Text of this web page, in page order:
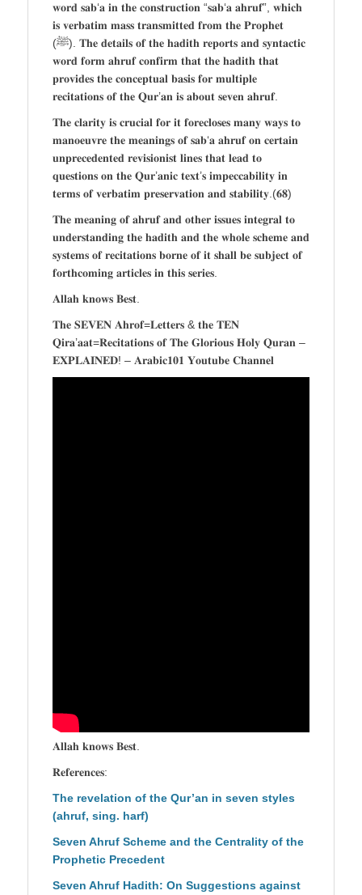
𝐰𝐨𝐫𝐝 𝐬𝐚𝐛‘𝐚 𝐢𝐧 𝐭𝐡𝐞 𝐜𝐨𝐧𝐬𝐭𝐫𝐮𝐜𝐭𝐢𝐨𝐧 “𝐬𝐚𝐛‘𝐚 𝐚𝐡𝐫𝐮𝐟”, 𝐰𝐡𝐢𝐜𝐡
𝐢𝐬 𝐯𝐞𝐫𝐛𝐚𝐭𝐢𝐦 𝐦𝐚𝐬𝐬 𝐭𝐫𝐚𝐧𝐬𝐦𝐢𝐭𝐭𝐞𝐝 𝐟𝐫𝐨𝐦 𝐭𝐡𝐞 𝐏𝐫𝐨𝐩𝐡𝐞𝐭
(ﷺ). 𝐓𝐡𝐞 𝐝𝐞𝐭𝐚𝐢𝐥𝐬 𝐨𝐟 𝐭𝐡𝐞 𝐡𝐚𝐝𝐢𝐭𝐡 𝐫𝐞𝐩𝐨𝐫𝐭𝐬 𝐚𝐧𝐝 𝐬𝐲𝐧𝐭𝐚𝐜𝐭𝐢𝐜
𝐰𝐨𝐫𝐝 𝐟𝐨𝐫𝐦 𝐚𝐡𝐫𝐮𝐟 𝐜𝐨𝐧𝐟𝐢𝐫𝐦 𝐭𝐡𝐚𝐭 𝐭𝐡𝐞 𝐡𝐚𝐝𝐢𝐭𝐡 𝐭𝐡𝐚𝐭
𝐩𝐫𝐨𝐯𝐢𝐝𝐞𝐬 𝐭𝐡𝐞 𝐜𝐨𝐧𝐜𝐞𝐩𝐭𝐮𝐚𝐥 𝐛𝐚𝐬𝐢𝐬 𝐟𝐨𝐫 𝐦𝐮𝐥𝐭𝐢𝐩𝐥𝐞
𝐫𝐞𝐜𝐢𝐭𝐚𝐭𝐢𝐨𝐧𝐬 𝐨𝐟 𝐭𝐡𝐞 𝐐𝐮𝐫’𝐚𝐧 𝐢𝐬 𝐚𝐛𝐨𝐮𝐭 𝐬𝐞𝐯𝐞𝐧 𝐚𝐡𝐫𝐮𝐟.
𝐓𝐡𝐞 𝐜𝐥𝐚𝐫𝐢𝐭𝐲 𝐢𝐬 𝐜𝐫𝐮𝐜𝐢𝐚𝐥 𝐟𝐨𝐫 𝐢𝐭 𝐟𝐨𝐫𝐞𝐜𝐥𝐨𝐬𝐞𝐬 𝐦𝐚𝐧𝐲 𝐰𝐚𝐲𝐬 𝐭𝐨
𝐦𝐚𝐧𝐨𝐞𝐮𝐯𝐫𝐞 𝐭𝐡𝐞 𝐦𝐞𝐚𝐧𝐢𝐧𝐠𝐬 𝐨𝐟 𝐬𝐚𝐛‘𝐚 𝐚𝐡𝐫𝐮𝐟 𝐨𝐧 𝐜𝐞𝐫𝐭𝐚𝐢𝐧
𝐮𝐧𝐩𝐫𝐞𝐜𝐞𝐝𝐞𝐧𝐭𝐞𝐝 𝐫𝐞𝐯𝐢𝐬𝐢𝐨𝐧𝐢𝐬𝐭 𝐥𝐢𝐧𝐞𝐬 𝐭𝐡𝐚𝐭 𝐥𝐞𝐚𝐝 𝐭𝐨
𝐪𝐮𝐞𝐬𝐭𝐢𝐨𝐧𝐬 𝐨𝐧 𝐭𝐡𝐞 𝐐𝐮𝐫’𝐚𝐧𝐢𝐜 𝐭𝐞𝐱𝐭’𝐬 𝐢𝐦𝐩𝐞𝐜𝐜𝐚𝐛𝐢𝐥𝐢𝐭𝐲 𝐢𝐧
𝐭𝐞𝐫𝐦𝐬 𝐨𝐟 𝐯𝐞𝐫𝐛𝐚𝐭𝐢𝐦 𝐩𝐫𝐞𝐬𝐞𝐫𝐯𝐚𝐭𝐢𝐨𝐧 𝐚𝐧𝐝 𝐬𝐭𝐚𝐛𝐢𝐥𝐢𝐭𝐲.(𝟔𝟖)
𝐓𝐡𝐞 𝐦𝐞𝐚𝐧𝐢𝐧𝐠 𝐨𝐟 𝐚𝐡𝐫𝐮𝐟 𝐚𝐧𝐝 𝐨𝐭𝐡𝐞𝐫 𝐢𝐬𝐬𝐮𝐞𝐬 𝐢𝐧𝐭𝐞𝐠𝐫𝐚𝐥 𝐭𝐨
𝐮𝐧𝐝𝐞𝐫𝐬𝐭𝐚𝐧𝐝𝐢𝐧𝐠 𝐭𝐡𝐞 𝐡𝐚𝐝𝐢𝐭𝐡 𝐚𝐧𝐝 𝐭𝐡𝐞 𝐰𝐡𝐨𝐥𝐞 𝐬𝐜𝐡𝐞𝐦𝐞 𝐚𝐧𝐝
𝐬𝐲𝐬𝐭𝐞𝐦𝐬 𝐨𝐟 𝐫𝐞𝐜𝐢𝐭𝐚𝐭𝐢𝐨𝐧𝐬 𝐛𝐨𝐫𝐧𝐞 𝐨𝐟 𝐢𝐭 𝐬𝐡𝐚𝐥𝐥 𝐛𝐞 𝐬𝐮𝐛𝐣𝐞𝐜𝐭 𝐨𝐟
𝐟𝐨𝐫𝐭𝐡𝐜𝐨𝐦𝐢𝐧𝐠 𝐚𝐫𝐭𝐢𝐜𝐥𝐞𝐬 𝐢𝐧 𝐭𝐡𝐢𝐬 𝐬𝐞𝐫𝐢𝐞𝐬.
𝐀𝐥𝐥𝐚𝐡 𝐤𝐧𝐨𝐰𝐬 𝐁𝐞𝐬𝐭.
𝐓𝐡𝐞 𝐒𝐄𝐕𝐄𝐍 𝐀𝐡𝐫𝐨𝐟=𝐋𝐞𝐭𝐭𝐞𝐫𝐬 & 𝐭𝐡𝐞 𝐓𝐄𝐍
𝐐𝐢𝐫𝐚’𝐚𝐚𝐭=𝐑𝐞𝐜𝐢𝐭𝐚𝐭𝐢𝐨𝐧𝐬 𝐨𝐟 𝐓𝐡𝐞 𝐆𝐥𝐨𝐫𝐢𝐨𝐮𝐬 𝐇𝐨𝐥𝐲 𝐐𝐮𝐫𝐚𝐧 –
𝐄𝐗𝐏𝐋𝐀𝐈𝐍𝐄𝐃! – 𝐀𝐫𝐚𝐛𝐢𝐜𝟏𝟎𝟏 𝐘𝐨𝐮𝐭𝐮𝐛𝐞 𝐂𝐡𝐚𝐧𝐧𝐞𝐥
𝐀𝐥𝐥𝐚𝐡 𝐤𝐧𝐨𝐰𝐬 𝐁𝐞𝐬𝐭.
𝐑𝐞𝐟𝐞𝐫𝐞𝐧𝐜𝐞𝐬:
The revelation of the Qur’an in seven styles
(ahruf, sing. harf)
Seven Ahruf Scheme and the Centrality of the
Prophetic Precedent
Seven Ahruf Hadith: On Suggestions against